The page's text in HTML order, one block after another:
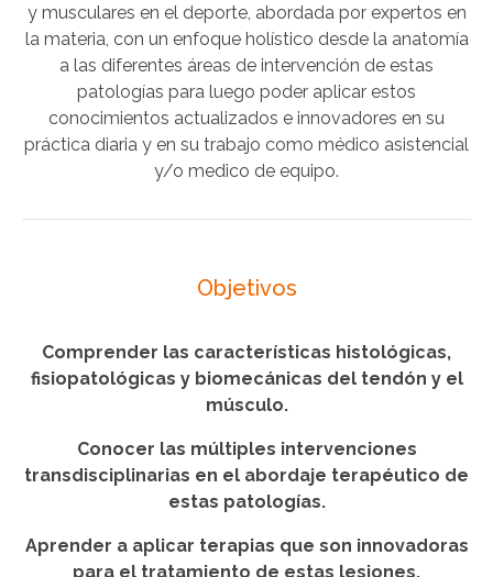
y musculares en el deporte, abordada por expertos en
la materia, con un enfoque holístico desde la anatomía
a las diferentes áreas de intervención de estas
patologías para luego poder aplicar estos
conocimientos actualizados e innovadores en su
práctica diaria y en su trabajo como médico asistencial
y/o medico de equipo.
Objetivos
Comprender las características histológicas,
fisiopatológicas y biomecánicas del tendón y el
músculo.
Conocer las múltiples intervenciones
transdisciplinarias en el abordaje terapéutico de
estas patologías.
Aprender a aplicar terapias que son innovadoras
para el tratamiento de estas lesiones.